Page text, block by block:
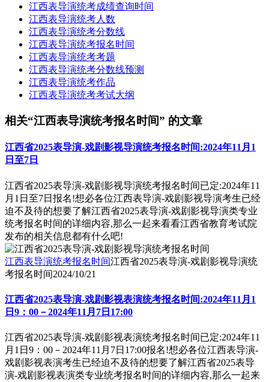
江西表导演统考成绩查询时间
江西表导演统考人数
江西表导演统考分数线
江西表导演统考报名时间
江西表导演统考考题
江西表导演统考分数线预测
江西表导演统考作品
江西表导演统考考试大纲
相关“江西表导演统考报名时间” 的文章
江西省2025表导演-戏剧影视导演统考报名时间:2024年11月1
日至7日
江西省2025表导演-戏剧影视导演统考报名时间已定:2024年11
月1日至7日报名!想必各位江西表导演-戏剧影视导演考生已经
迫不及待的想要了解江西省2025表导演-戏剧影视导演类专业
统考报名时间的详细内容,那么一起来看看江西省教育考试院
发布的相关信息都有什么吧!
江西表导演统考报名时间江西省2025表导演-戏剧影视导演统
考报名时间2024/10/21
江西省2025表导演-戏剧影视表演统考报名时间:2024年11月1
日9：00－2024年11月7日17:00
江西省2025表导演-戏剧影视表演统考报名时间已定:2024年11
月1日9：00－2024年11月7日17:00报名!想必各位江西表导演-
戏剧影视表演考生已经迫不及待的想要了解江西省2025表导
演-戏剧影视表演类专业统考报名时间的详细内容,那么一起来